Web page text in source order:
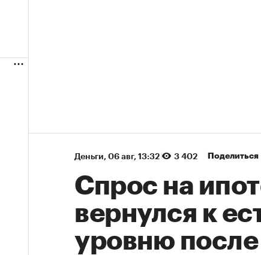
Деньги⁠, 06 авг, 13:32 3 402 Поделиться
Спрос на
вернулся к
уровню